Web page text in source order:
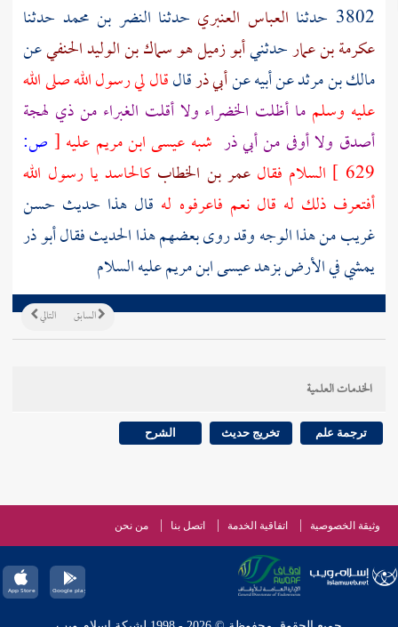
3802 حدثنا العباس العنبري حدثنا النضر بن محمد حدثنا
عكرمة بن عمارحدثنيأبو زميل هو سماك بن الوليد الحنفيعن
مالك بن مرثدعنأبيهعنأبي ذرقالقال لي رسول الله صلى الله
عليه وسلم ما أظلت الخضراء ولا أقلت الغبراء من ذي لهجة
أصدق ولا أوفى منأبي ذر شبه عيسى ابن مريم عليه [ ص:
629 ]
السلام فقالعمر بن الخطاب كالحاسد يا رسول الله
أفتعرف ذلك له قال نعم فاعرفوه له قال هذا حديث حسن
غريب من هذا الوجه وقد روى بعضهم هذا الحديث فقالأبو ذر
يمشي في الأرض بزهدعيسى ابن مريمعليه السلام
التالي السابق
الخدمات العلمية
ترجمة علم تخريج حديث الشرح
وثيقة الخصوصية اتفاقية الخدمة اتصل بنا من نحن